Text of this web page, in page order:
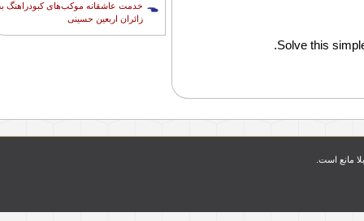
خدمت عاشقانه موکب‌های کبودراهنگ
زائران اربعین حسینی
Solve this
مانع است.